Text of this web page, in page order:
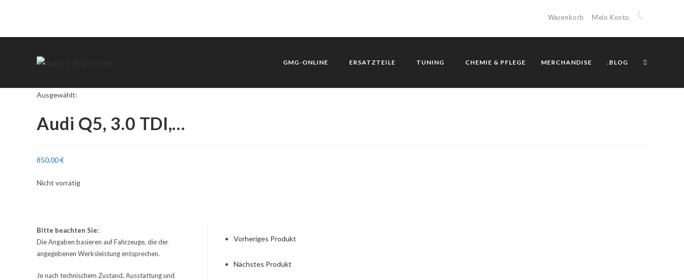
Warenkorb Mein Konto
GMG-ONLINE ERSATZTEILE TUNING CHEMIE & PFLEGE MERCHANDISE .BLOG
Ausgewählt:
Audi Q5, 3.0 TDI,…
850,00€
Nicht vorrätig
Vorheriges Produkt
Nächstes Produkt
Bitte beachten Sie:
Die Angaben basieren auf Fahrzeuge, die der
angegebenen Werksleistung entsprechen.
Je nach technischem Zustand, Ausstattung und